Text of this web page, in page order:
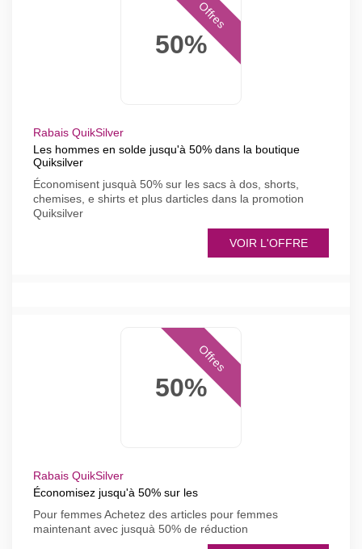
50%
Offres
Rabais QuikSilver
Les hommes en solde jusqu'à 50% dans la boutique
Quiksilver
Économisent jusquà 50% sur les sacs à dos, shorts,
chemises, e shirts et plus darticles dans la promotion
Quiksilver
VOIR L'OFFRE
50%
Offres
Rabais QuikSilver
Économisez jusqu'à 50% sur les
Pour femmes Achetez des articles pour femmes
maintenant avec jusquà 50% de réduction